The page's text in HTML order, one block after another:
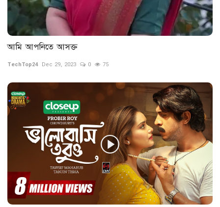
আমি আপনিতে আসক্ত
TechTop24 Dec 29, 2023 0 75